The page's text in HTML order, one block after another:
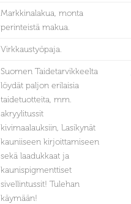
Markkinalakua, monta
perinteistä makua.
Virkkaustyöpaja.
Suomen Taidetarvikkeelta
löydät paljon erilaisia
taidetuotteita, mm.
akryylitussit
kivimaalauksiin, Lasikynät
kauniiseen kirjoittamiseen
sekä laadukkaat ja
kaunispigmenttiset
sivellintussit! Tulehan
käymään!